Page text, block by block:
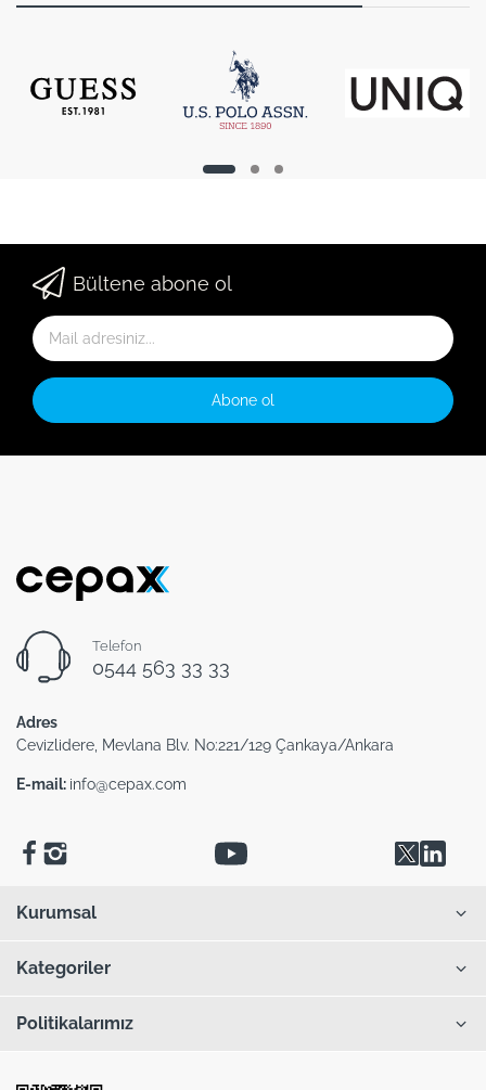
Bültene abone ol
Abone ol
Telefon
0544 563 33 33
Adres
Cevizlidere, Mevlana Blv. No:221/129 Çankaya/Ankara
E-mail: info@cepax.com
Kurumsal
Kategoriler
Politikalarımız